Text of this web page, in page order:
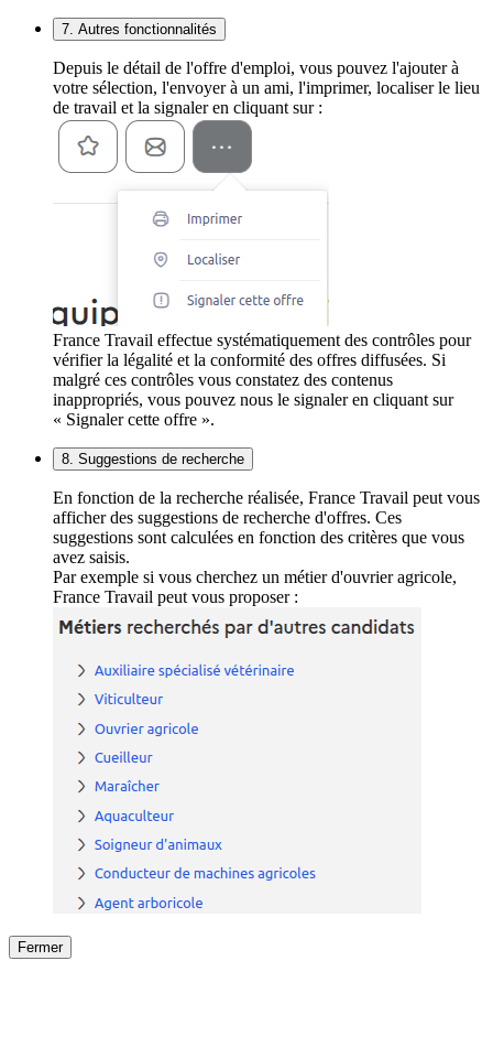
7. Autres fonctionnalités
Depuis le détail de l'offre d'emploi, vous pouvez l'ajouter à
votre sélection, l'envoyer à un ami, l'imprimer, localiser le lieu
de travail et la signaler en cliquant sur :
France Travail effectue systématiquement des contrôles pour
vérifier la légalité et la conformité des offres diffusées. Si
malgré ces contrôles vous constatez des contenus
inappropriés, vous pouvez nous le signaler en cliquant sur
« Signaler cette offre ».
8. Suggestions de recherche
En fonction de la recherche réalisée, France Travail peut vous
afficher des suggestions de recherche d'offres. Ces
suggestions sont calculées en fonction des critères que vous
avez saisis.
Par exemple si vous cherchez un métier d'ouvrier agricole,
France Travail peut vous proposer :
Fermer